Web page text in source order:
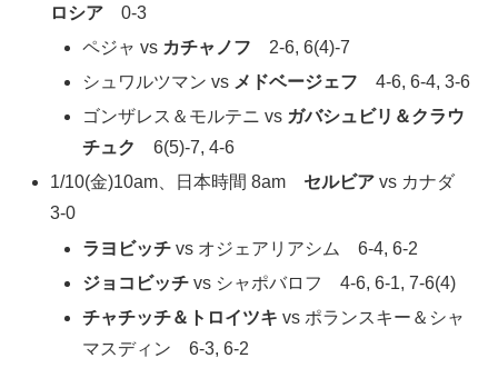
ロシア0-3
ペジャ vs カチャノフ 2-6, 6(4)-7
シュワルツマン vs メドベージェフ 4-6, 6-4, 3-6
ゴンザレス＆モルテニ vs ガバシュビリ＆クラウ
チュク
6(5)-7, 4-6
1/10(金)10am、日本時間 8am セルビア vs カナダ
3-0
ラヨビッチ vs オジェアリアシム 6-4, 6-2
ジョコビッチ vs シャポバロフ 4-6, 6-1, 7-6(4)
チャチッチ＆トロイツキ vs ポランスキー＆シャ
マスディン 6-3, 6-2